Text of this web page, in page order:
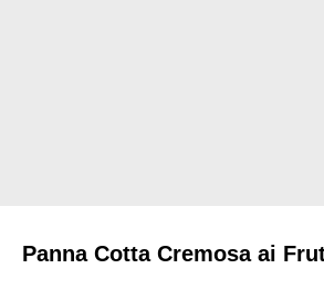
Panna Cotta Cremosa ai